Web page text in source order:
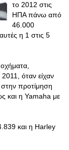
το 2012 στις
ΗΠΑ πάνω από
46.000
η 1 στις 5
όταν είχαν
προτίμηση
και η Yamaha με
και η Harley